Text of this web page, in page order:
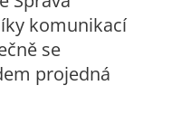
komunikací
se
projedná